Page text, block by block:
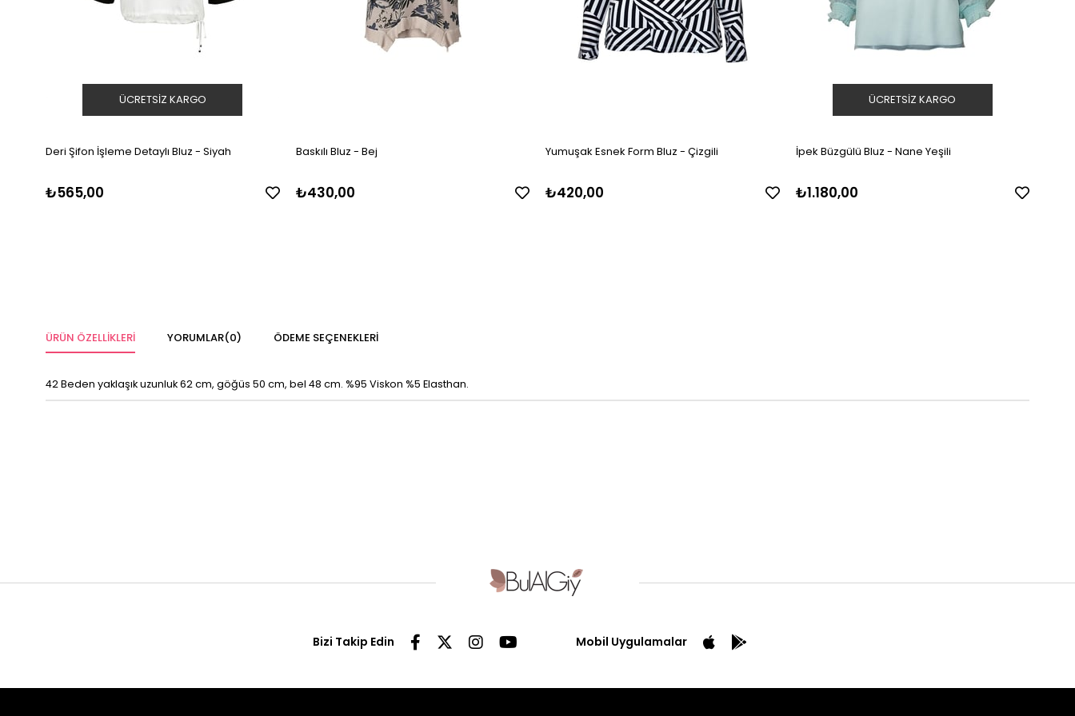
Deri Şifon İşleme Detaylı Bluz - Siyah
₺565,00
ÜCRETSIZ KARGO
Baskılı Bluz - Bej
₺430,00
Yumuşak Esnek Form Bluz - Çizgili
₺420,00
İpek Büzgülü Bluz - Nane Yeşili
₺1.180,00
ÜCRETSIZ KARGO
ÜRÜN ÖZELLIKLERI YORUMLAR(0) ÖDEME SEÇENEKLERI
42 Beden yaklaşık uzunluk 62 cm, göğüs 50 cm, bel 48 cm. %95 Viskon %5 Elasthan.
Bizi Takip Edin Mobil Uygulamalar